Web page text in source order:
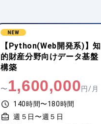
NEW
【Python(Web開発系)】知
的財産分野向けデータ基盤
構築
〜 1,600,000円/月
140時間〜180時間
週５日〜週５日